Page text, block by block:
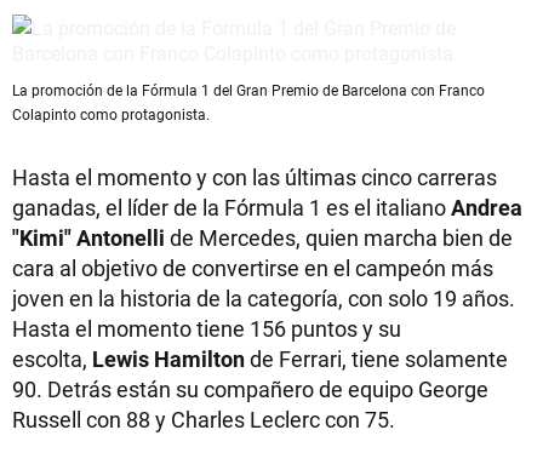
La promoción de la Fórmula 1 del Gran Premio de Barcelona con Franco
Colapinto como protagonista.
Hasta el momento y con las últimas cinco carreras
ganadas, el líder de la Fórmula 1 es el italianoAndrea
"Kimi" Antonelli de Mercedes, quien marcha bien de
cara al objetivo de convertirse en el campeón más
joven en la historia de la categoría, con solo 19 años.
Hasta el momento tiene 156 puntos y su
escolta, Lewis Hamiltonde Ferrari, tiene solamente
90. Detrás están su compañero de equipo George
Russell con 88 y Charles Leclerc con 75.